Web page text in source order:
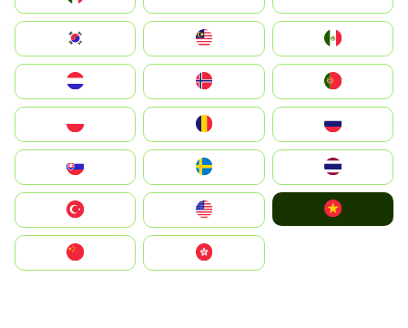
South Korea
United States
中國香港特別行政區